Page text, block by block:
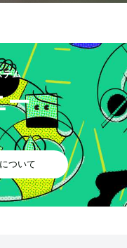
テム
ー
ついて